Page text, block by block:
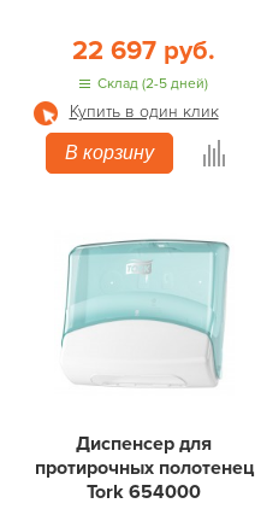
22 697 руб.
Склад (2-5 дней)
Купить в один клик
В корзину
Диспенсер для
протирочных полотенец
Tork 654000